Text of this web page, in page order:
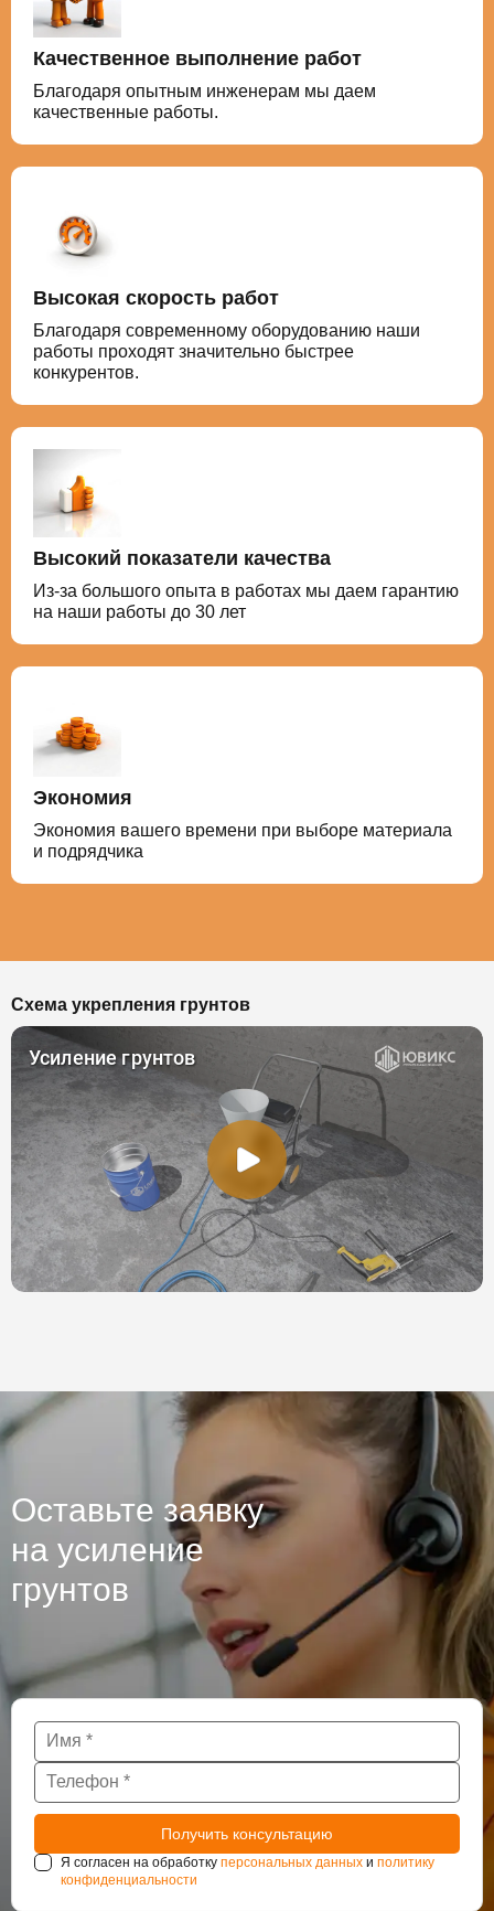
Качественное выполнение работ
Благодаря опытным инженерам мы даем
качественные работы.
Высокая скорость работ
Благодаря современному оборудованию наши
работы проходят значительно быстрее
конкурентов.
Высокий показатели качества
Из-за большого опыта в работах мы даем гарантию
на наши работы до 30 лет
Экономия
Экономия вашего времени при выборе материала
и подрядчика
Схема укрепления грунтов
Оставьте заявку
на усиление
грунтов
Я согласен на обработку персональных данных и политику
конфиденциальности